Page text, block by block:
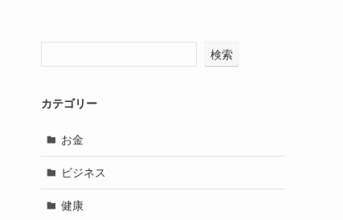
検索
カテゴリー
お金
ビジネス
健康